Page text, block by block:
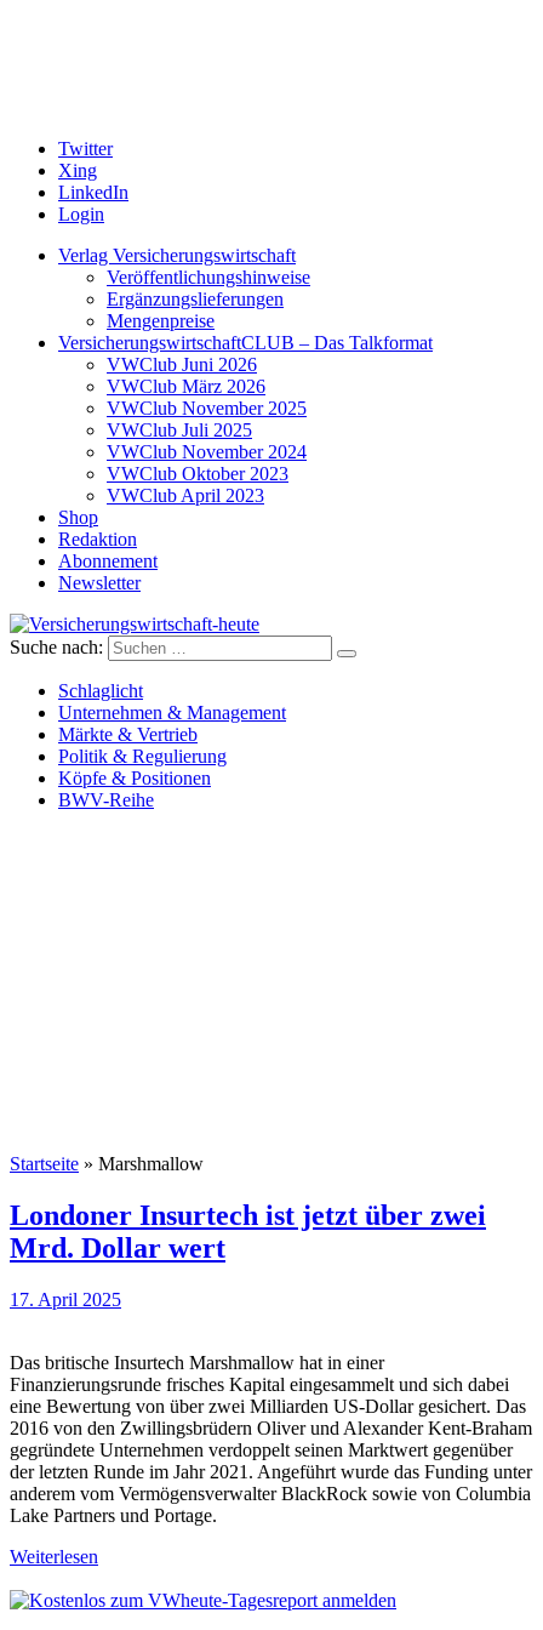
Twitter
Xing
LinkedIn
Login
Verlag Versicherungswirtschaft
Veröffentlichungshinweise
Ergänzungslieferungen
Mengenpreise
VersicherungswirtschaftCLUB – Das Talkformat
VWClub Juni 2026
VWClub März 2026
VWClub November 2025
VWClub Juli 2025
VWClub November 2024
VWClub Oktober 2023
VWClub April 2023
Shop
Redaktion
Abonnement
Newsletter
Versicherungswirtschaft-heute
Suche nach:
Schlaglicht
Unternehmen & Management
Märkte & Vertrieb
Politik & Regulierung
Köpfe & Positionen
BWV-Reihe
Startseite » Marshmallow
Londoner Insurtech ist jetzt über zwei
Mrd. Dollar wert
17. April 2025
Das britische Insurtech Marshmallow hat in einer
Finanzierungsrunde frisches Kapital eingesammelt und sich dabei
eine Bewertung von über zwei Milliarden US-Dollar gesichert. Das
2016 von den Zwillingsbrüdern Oliver und Alexander Kent-Braham
gegründete Unternehmen verdoppelt seinen Marktwert gegenüber
der letzten Runde im Jahr 2021. Angeführt wurde das Funding unter
anderem vom Vermögensverwalter BlackRock sowie von Columbia
Lake Partners und Portage.
Weiterlesen